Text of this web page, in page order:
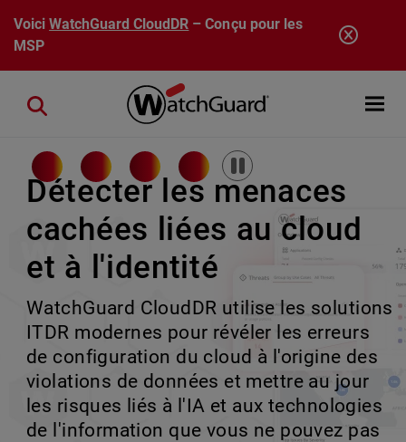
Aller au contenu principal
VoiciWatchGuard CloudDR – Conçu pour les
MSP
Open
Close search
Plus de puissance.
Même simplicité.
Développez-vous sur de grandes
transactions sans complexité. Les
montées en rack Firebox étendent votre
plateforme aux environnements
d'entreprise à haut débit.
Détecter les menaces
cachées liées au cloud
et à l'identité
WatchGuard CloudDR utilise les solutions
ITDR modernes pour révéler les erreurs
de configuration du cloud à l'origine des
violations de données et mettre au jour
les risques liés à l'IA et aux technologies
de l'information que vous ne pouvez pas
Rai ne dort jamais.
Gardez une longueur
d'avance.
Rai assure la continuité des opérations
de sécurité pour chaque client, en gérant
le volume en coulisses afin que votre
équipe puisse évoluer sans interruption.
La sécurité des
terminaux réinventée
Détection et réponse aux incidents sur
les terminaux (EDR) basées sur l'IA à tous
les niveaux, offrant une meilleure
protection, une gestion simplifiée et une
croissance évolutive.
Pause